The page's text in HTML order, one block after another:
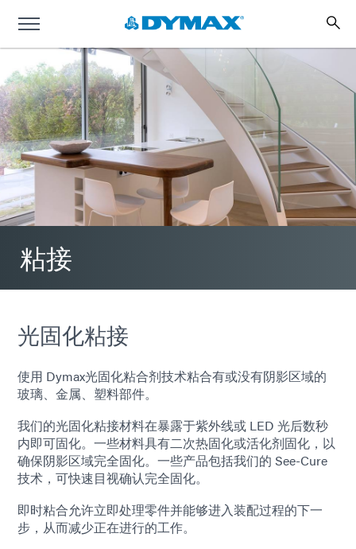
粘接
光固化粘接
使用 Dymax光固化粘合剂技术粘合有或没有阴影区域的
玻璃、金属、塑料部件。
我们的光固化粘接材料在暴露于紫外线或 LED 光后数秒
内即可固化。一些材料具有二次热固化或活化剂固化，以
确保阴影区域完全固化。一些产品包括我们的 See-Cure
技术，可快速目视确认完全固化。
即时粘合允许立即处理零件并能够进入装配过程的下一
步，从而减少正在进行的工作。